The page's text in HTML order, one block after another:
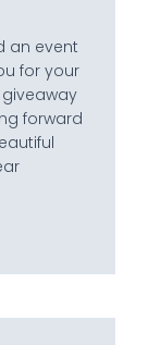
an event
for your
forward